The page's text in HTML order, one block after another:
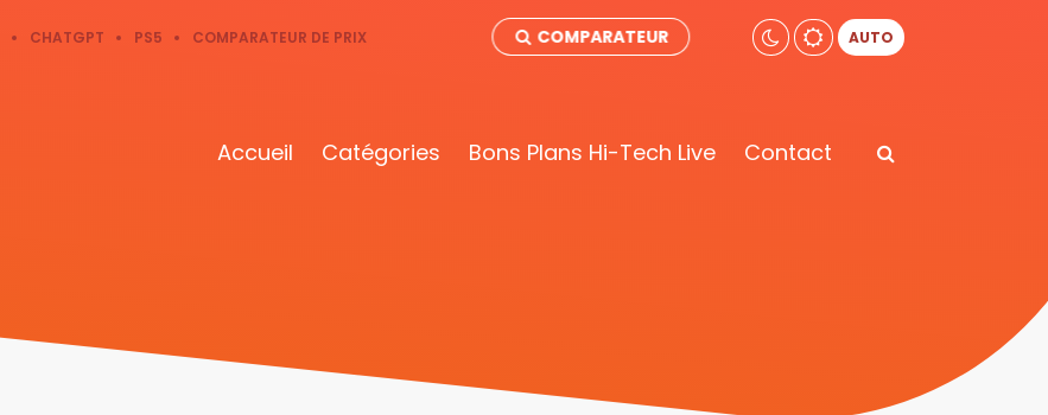
CHATGPT PS5 COMPARATEUR DE PRIX COMPARATEUR AUTO
Accueil Catégories Bons Plans Hi-Tech Live Contact